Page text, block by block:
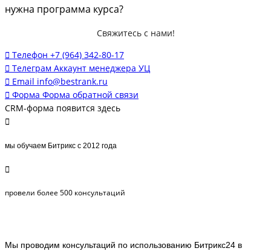
нужна программа курса?
Свяжитесь с нами!
Телефон +7 (964) 342-80-17
Телеграм Аккаунт менеджера УЦ
Email info@bestrank.ru
Форма Форма обратной связи
CRM-форма появится здесь
мы обучаем Битрикс с 2012 года
провели более 500 консультаций
Мы проводим консультаций по использованию Битрикс24 в